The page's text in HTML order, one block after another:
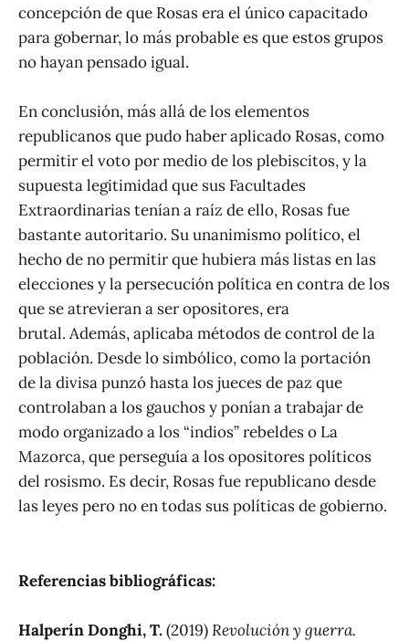
concepción de que Rosas era el único capacitado
para gobernar, lo más probable es que estos grupos
no hayan pensado igual.
En conclusión, más allá de los elementos
republicanos que pudo haber aplicado Rosas, como
permitir el voto por medio de los plebiscitos, y la
supuesta legitimidad que sus Facultades
Extraordinarias tenían a raíz de ello, Rosas fue
bastante autoritario. Su unanimismo político, el
hecho de no permitir que hubiera más listas en las
elecciones y la persecución política en contra de los
que se atrevieran a ser opositores, era
brutal. Además, aplicaba métodos de control de la
población. Desde lo simbólico, como la portación
de la divisa punzó hasta los jueces de paz que
controlaban a los gauchos y ponían a trabajar de
modo organizado a los “indios” rebeldes o La
Mazorca, que perseguía a los opositores políticos
del rosismo. Es decir, Rosas fue republicano desde
las leyes pero no en todas sus políticas de gobierno.
Referencias bibliográficas:
Halperín Donghi, T.(2019)Revolución y guerra.